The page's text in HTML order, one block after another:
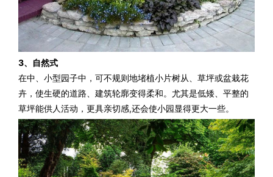
3、自然式
在中、小型园子中，可不规则地堵植小片树从、草坪或盆栽花
卉，使生硬的道路、建筑轮廓变得柔和。尤其是低矮、平整的
草坪能供人活动，更具亲切感,还会使小园显得更大一些。